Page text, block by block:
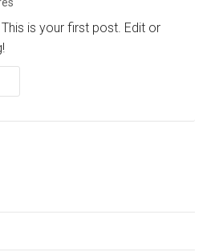
is your first post. Edit or